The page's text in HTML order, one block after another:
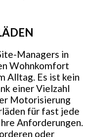
Managers in
Wohnkomfort
Alltag. Es ist kein
einer Vielzahl
Motorisierung
für fast jede
Anforderungen.
oder